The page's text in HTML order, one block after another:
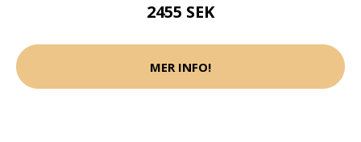
2455 SEK
MER INFO!